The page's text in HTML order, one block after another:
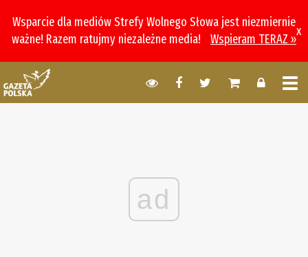
Wsparcie dla mediów Strefy Wolnego Słowa jest niezmiernie
ważne! Razem ratujmy niezależne media!
Wspieram TERAZ »
x
ad